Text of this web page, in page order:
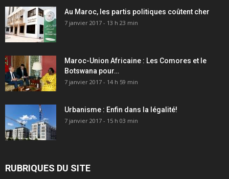
Au Maroc, les partis politiques coûtent cher
7 janvier 2017 - 13 h 23 min
Maroc-Union Africaine : Les Comores et le
Botswana pour…
7 janvier 2017 - 14 h 59 min
Urbanisme : Enfin dans la légalité!
7 janvier 2017 - 15 h 03 min
RUBRIQUES DU SITE